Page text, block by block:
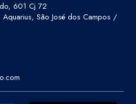
601 Cj 72
Aquarius, São José dos Campos /